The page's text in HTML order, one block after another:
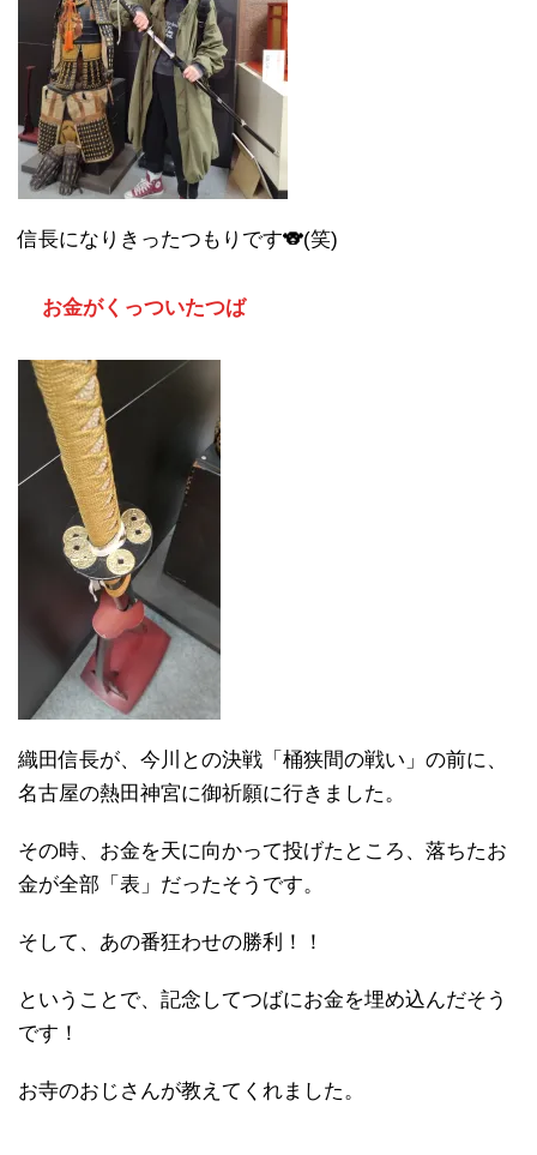
信長になりきったつもりです🐨(笑)
お金がくっついたつば
織田信長が、今川との決戦「桶狭間の戦い」の前に、
名古屋の熱田神宮に御祈願に行きました。
その時、お金を天に向かって投げたところ、落ちたお
金が全部「表」だったそうです。
そして、あの番狂わせの勝利！！
ということで、記念してつばにお金を埋め込んだそう
です！
お寺のおじさんが教えてくれました。